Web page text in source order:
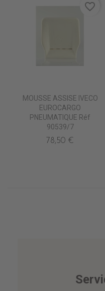
MOUSSE ASSISE IVECO
EUROCARGO
PNEUMATIQUE Réf
90539/7
78,50 €
favorite_border